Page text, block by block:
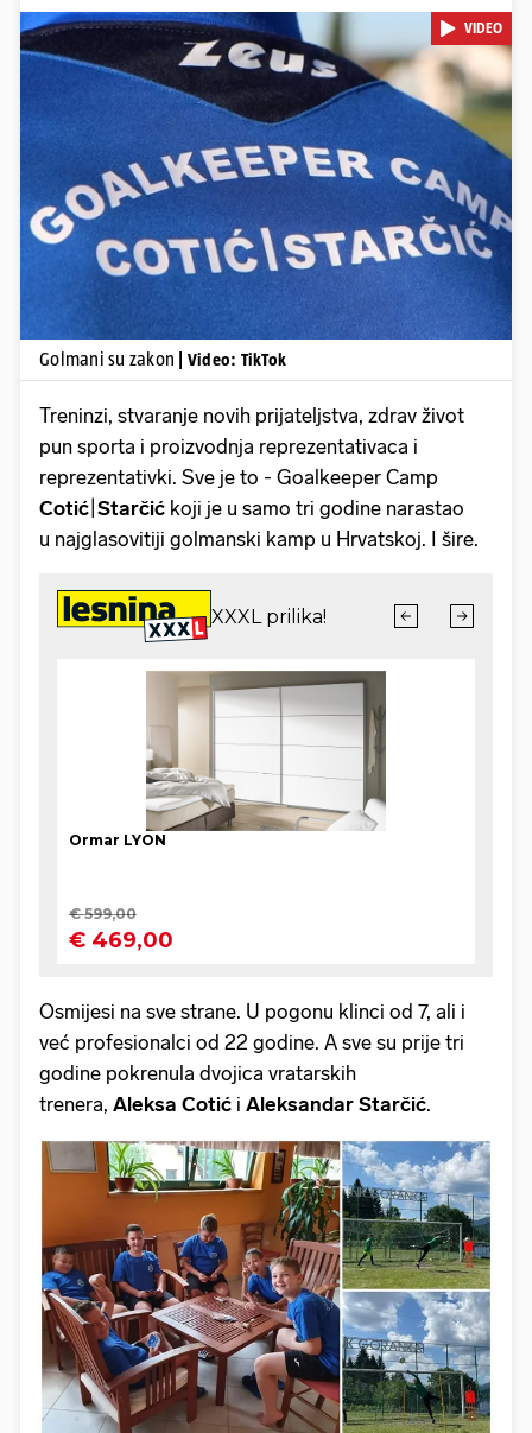
Pokretanje videa...
VIDEO
Golmani su zakon | Video: TikTok
Treninzi, stvaranje novih prijateljstva, zdrav život
pun sporta i proizvodnja reprezentativaca i
reprezentativki. Sve je to - Goalkeeper Camp
Cotić Starčić koji je u samo tri godine narastao
u najglasovitiji golmanski kamp u Hrvatskoj. I šire.
Osmijesi na sve strane. U pogonu klinci od 7, ali i
već profesionalci od 22 godine. A sve su prije tri
godine pokrenula dvojica vratarskih
trenera, Aleksa Cotić i Aleksandar Starčić.